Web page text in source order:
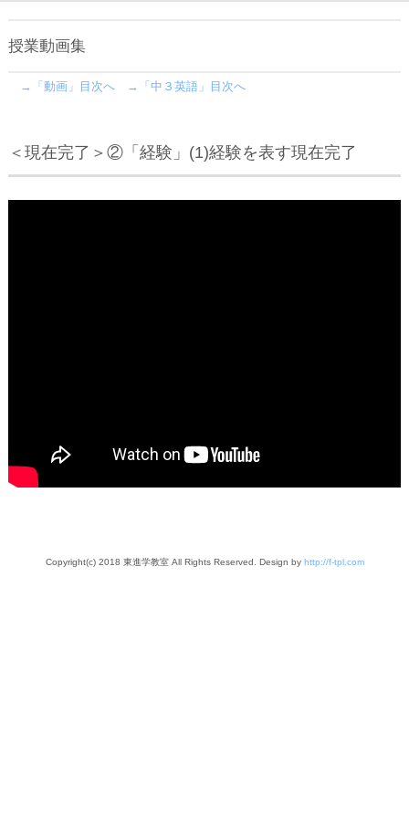
授業動画集
→「動画」目次へ →「中３英語」目次へ
＜現在完了＞②「経験」(1)経験を表す現在完了
Copyright(c) 2018 東進学教室 All Rights Reserved. Design by http://f-tpl.com